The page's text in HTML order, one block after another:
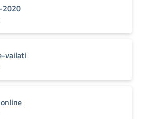
2020
vailati